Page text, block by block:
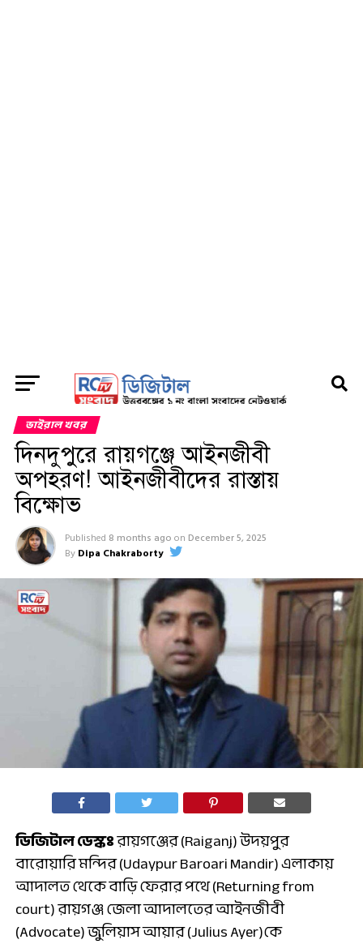
ভাইরাল খবর
দিনদুপুরে রায়গঞ্জে আইনজীবী
অপহরণ! আইনজীবীদের রাস্তায়
বিক্ষোভ
Published 8 months ago on December 5, 2025
By Dipa Chakraborty
ডিজিটাল ডেস্কঃরায়গঞ্জের (Raiganj) উদয়পুর
বারোয়ারি মন্দির (Udaypur Baroari Mandir) এলাকায়
আদালত থেকে বাড়ি ফেরার পথে (Returning from
court) রায়গঞ্জ জেলা আদালতের আইনজীবী
(Advocate) জুলিয়াস আয়ার (Julius Ayer)কে